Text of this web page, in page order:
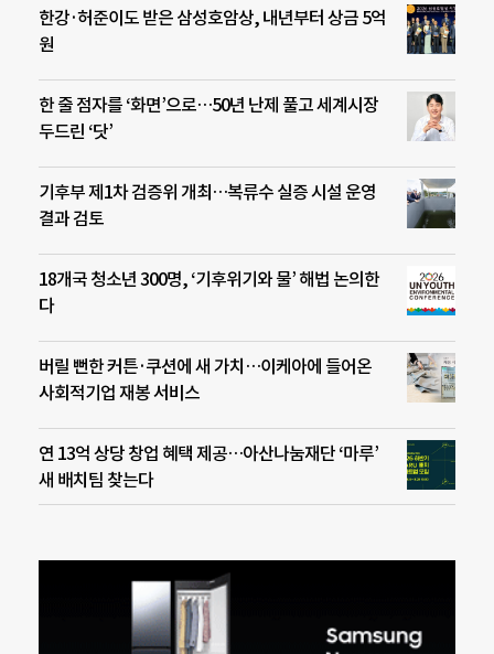
한강·허준이도 받은 삼성호암상, 내년부터 상금 5억
원
한 줄 점자를 ‘화면’으로…50년 난제 풀고 세계시장
두드린 ‘닷’
기후부 제1차 검증위 개최…복류수 실증 시설 운영
결과 검토
18개국 청소년 300명, ‘기후위기와 물’ 해법 논의한
다
버릴 뻔한 커튼·쿠션에 새 가치…이케아에 들어온
사회적기업 재봉 서비스
연 13억 상당 창업 혜택 제공…아산나눔재단 ‘마루’
새 배치팀 찾는다